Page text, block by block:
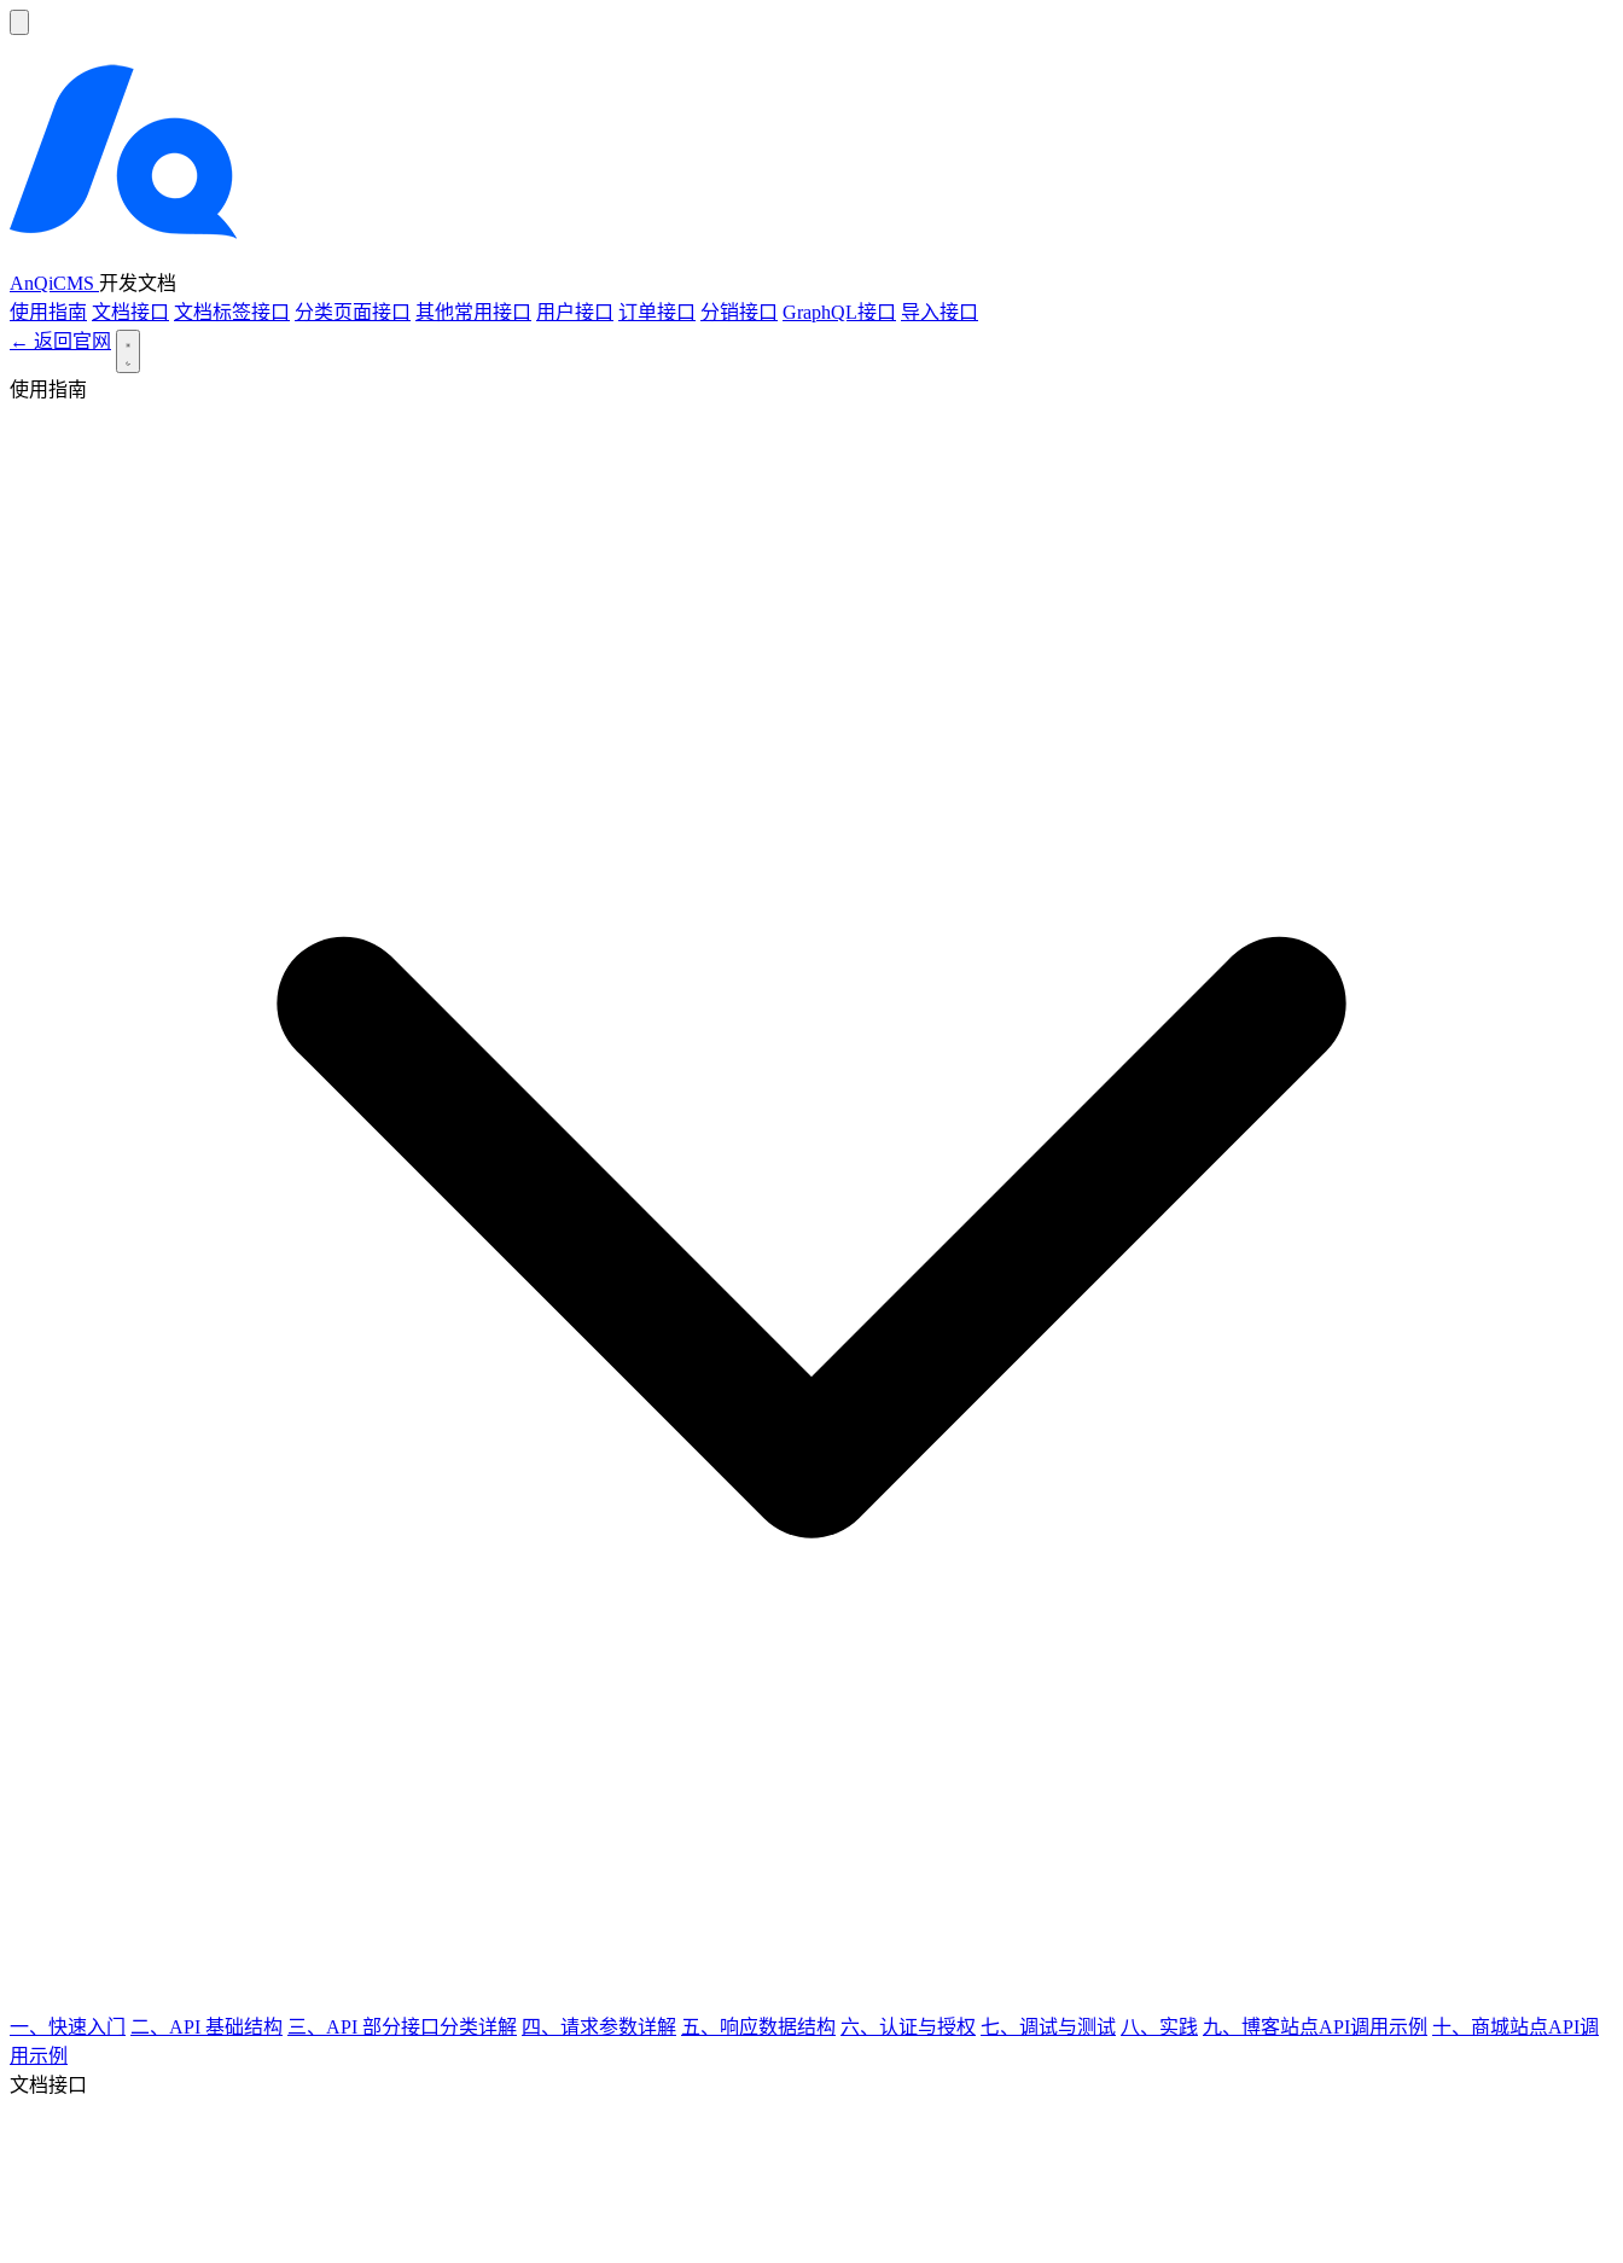
AnQiCMS 开发文档
使用指南 文档接口 文档标签接口 分类页面接口 其他常用接口 用户接口 订单接口 分销接口 GraphQL接口 导入接口
← 返回官网
使用指南
一、快速入门 二、API 基础结构 三、API 部分接口分类详解 四、请求参数详解 五、响应数据结构 六、认证与授权 七、调试与测试 八、实践 九、博客站点API调用示例 十、商城站点API调
用示例
文档接口